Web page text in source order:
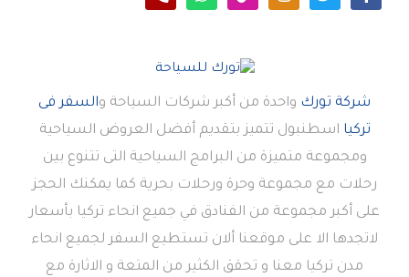
شركة تورك واحدة من أكبر شركات السياحة والسفر فى
تركيا اسطنبول تتميز بتقديم أفضل العروض السياحية
ومجموعة متميزة من البرامج السياحية التى تتنوع بين
رحلات مع مجموعة وحرة ورحلات بحرية كما يمكنك الحجز
على أكبر مجموعة من الفنادق في جميع انحاء تركيا بأسعار
لاتجدها الا على موقعنا ألان تستطيع السفر لجميع انحاء
مدن تركيا معنا و تحقق الكثير من المتعة و الاثارة مع